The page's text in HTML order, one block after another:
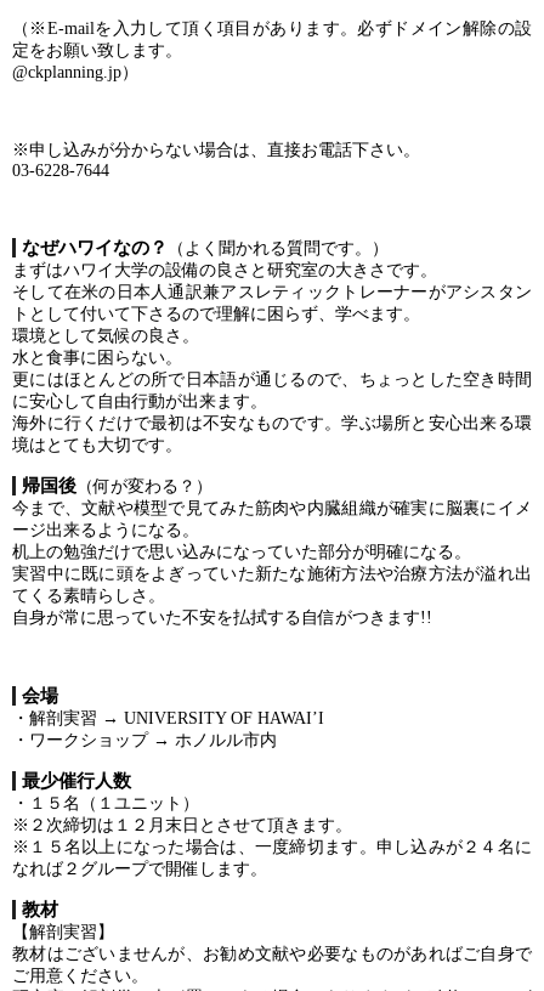
（※E-mailを入力して頂く項目があります。必ずドメイン解除の設
定をお願い致します。
@ckplanning.jp）
※申し込みが分からない場合は、直接お電話下さい。
03-6228-7644
なぜハワイなの？
（よく聞かれる質問です。）
まずはハワイ大学の設備の良さと研究室の大きさです。
そして在米の日本人通訳兼アスレティックトレーナーがアシスタン
トとして付いて下さるので理解に困らず、学べます。
環境として気候の良さ。
水と食事に困らない。
更にはほとんどの所で日本語が通じるので、ちょっとした空き時間
に安心して自由行動が出来ます。
海外に行くだけで最初は不安なものです。学ぶ場所と安心出来る環
境はとても大切です。
帰国後 （何が変わる？）
今まで、文献や模型で見てみた筋肉や内臓組織が確実に脳裏にイメ
ージ出来るようになる。
机上の勉強だけで思い込みになっていた部分が明確になる。
実習中に既に頭をよぎっていた新たな施術方法や治療方法が溢れ出
てくる素晴らしさ。
自身が常に思っていた不安を払拭する自信がつきます!!
会場
・解剖実習 → UNIVERSITY OF HAWAI’I
・ワークショップ → ホノルル市内
最少催行人数
・１５名（１ユニット）
※２次締切は１２月末日とさせて頂きます。
※１５名以上になった場合は、一度締切ます。申し込みが２４名に
なれば２グループで開催します。
教材
【解剖実習】
教材はございませんが、お勧め文献や必要なものがあればご自身で
ご用意ください。